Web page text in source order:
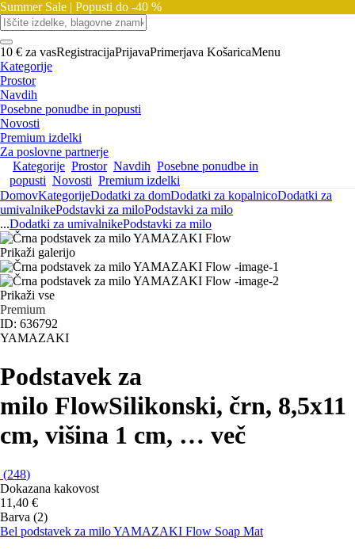
Summer Sale | Popusti do -40 %
10 € za vasRegistracijaPrijavaPrimerjava KošaricaMenu
Kategorije
Prostor
Navdih
Posebne ponudbe in popusti
Novosti
Premium izdelki
Za poslovne partnerje
Kategorije Prostor Navdih Posebne ponudbe in
popusti Novosti Premium izdelki
DomovKategorijeDodatki za domDodatki za kopalnicoDodatki za
umivalnikePodstavki za miloPodstavki za milo
...Dodatki za umivalnikePodstavki za milo
Prikaži galerijo
Prikaži vse
Premium
ID: 636792
YAMAZAKI
Podstavek za
milo FlowSilikonski, črn, 8,5x11
cm, višina 1 cm, … več
(248)
Dokazana kakovost
11,40 €
Barva (2)
Bel podstavek za milo YAMAZAKI Flow Soap Mat